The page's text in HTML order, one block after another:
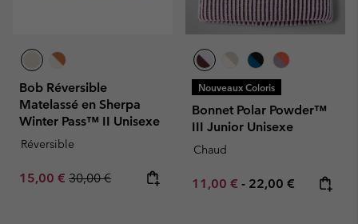
Bob Réversible
Matelassé en Sherpa
Winter Pass™ II Unisexe
Réversible
Sale price:
15,00 € Regular price:
30,00 €
Nouveaux Coloris
Bonnet Polar Powder™
III Junior Unisexe
Chaud
Minimum sale price:
11,00 € - Maximum price:
22,00 €